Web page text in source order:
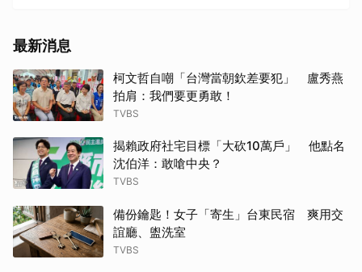
最新消息
柯文哲自嘲「台灣當朝欽差要犯」 盧秀燕
拍肩：我們要更勇敢！
TVBS
揭賴政府社宅目標「大砍10萬戶」 他點名
沈伯洋：敢嗆中央？
TVBS
備份鑰匙！女子「寄生」台東民宿 爽用交
誼廳、盥洗室
TVBS